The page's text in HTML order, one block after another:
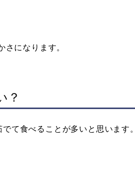
になります。
？
て食べることが多いと思います。